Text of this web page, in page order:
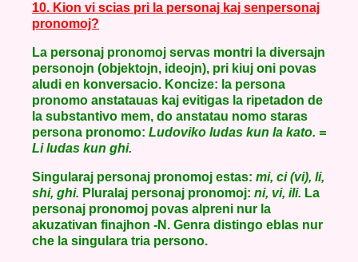
10. Kion vi scias pri la personaj kaj senpersonaj
pronomoj?
La personaj pronomoj servas montri la diversajn
personojn (objektojn, ideojn), pri kiuj oni povas
aludi en konversacio. Koncize: la persona
pronomo anstatauas kaj evitigas la ripetadon de
la substantivo mem, do anstatau nomo staras
persona pronomo: Ludoviko ludas kun la kato. =
Li ludas kun ghi.
Singularaj personaj pronomoj estas: mi, ci (vi), li,
shi, ghi. Pluralaj personaj pronomoj: ni, vi, ili. La
personaj pronomoj povas alpreni nur la
akuzativan finajhon -N. Genra distingo eblas nur
che la singulara tria persono.